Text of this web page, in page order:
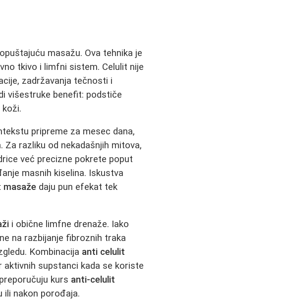
masažu. Ova tehnika je
tkivo i limfni sistem. Celulit nije
zadržavanja tečnosti i
višestruke benefit: podstiče
pripreme za mesec dana,
razliku od nekadašnjih mitova,
već precizne pokrete poput
masnih kiselina. Iskustva
masaže daju pun efekat tek
i obične limfne drenaže. Iako
na razbijanje fibroznih traka
Kombinacija anti celulit
supstanci kada se koriste
kurs anti-celulit
ili nakon porođaja.